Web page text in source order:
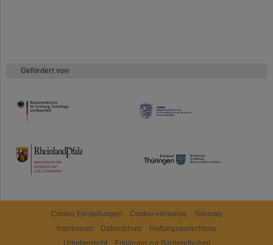
Gefördert von
HMWK
TMWWDG
Cookie Einstellungen Cookie-Hinweise
Sitemap
Impressum
Datenschutz
Haftungsausschluss
Urheberrecht
Erklärung zur Barrierefreiheit